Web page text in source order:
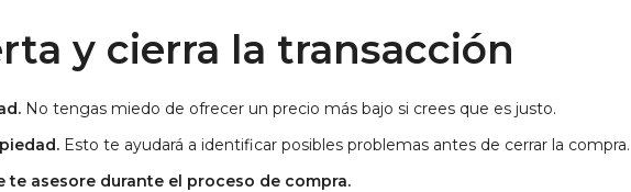
y cierra la transacción
No tengas miedo de ofrecer un precio más bajo si crees que es justo.
Esto te ayudará a identificar posibles problemas antes de cerrar la compra.
te asesore durante el proceso de compra.